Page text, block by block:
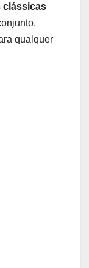
clássicas
qualquer